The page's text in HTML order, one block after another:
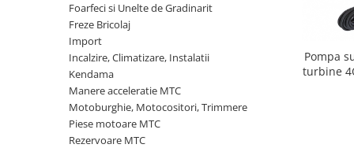
Tocatoare furaje si crengi
Tocatoare furaje
Consumabile si acesorii tocatoare
Tocatoare crengi
Motocoase, Trimmere si Masini de
tuns gazon
Motocositori cu motoare 2T
Foarfeci si Unelte de Gradinarit
Freze Bricolaj
Import
Incalzire, Climatizare, Instalatii
Kendama
Manere acceleratie MTC
Motoburghie, Motocositori, Trimmere
Piese motoare MTC
Rezervoare MTC
Pompa
turbine